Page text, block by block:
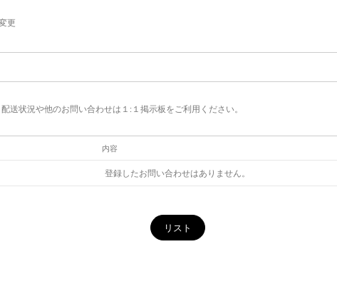
更
送状況や他のお問い合わせは１:１掲示板をご利用ください。
内容
登録したお問い合わせはありません。
リスト